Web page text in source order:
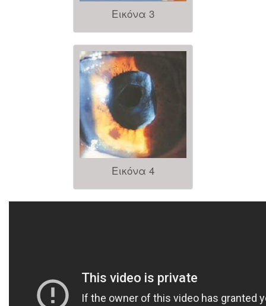
Εικόνα 3
Εικόνα 4